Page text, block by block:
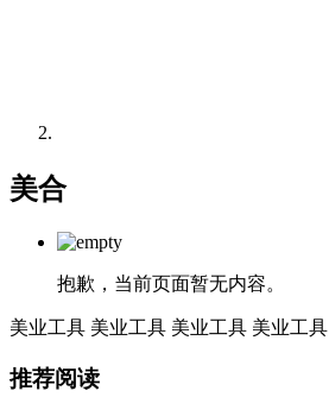
美合
抱歉，当前页面暂无内容。
美业工具 美业工具 美业工具 美业工具
推荐阅读